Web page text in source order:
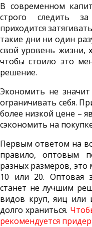
В современном
строго следить
приходится
такие дни ни один
свой уровень жизни,
чтобы стоило это
решение.
Экономить не
ограничивать себя.
более низкой цене –
сэкономить на
Первым ответом на
правило, оптовым
разных размеров,
10 или 20. Оптовая
станет не лучшим
видов круп, яиц или
долго храниться.
рекомендуется